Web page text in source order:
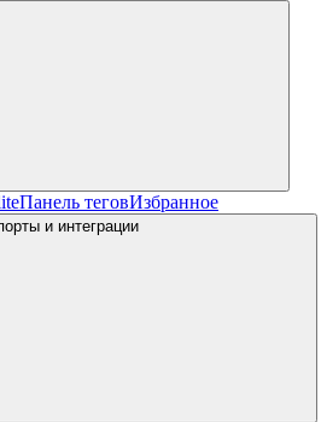
Панель теговИзбранное
и интеграции